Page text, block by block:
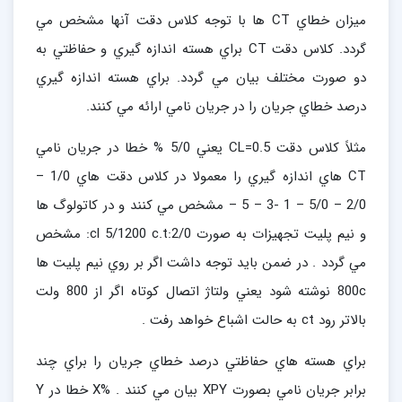
ميزان خطاي CT ها با توجه كلاس دقت آنها مشخص مي
گردد. كلاس دقت CT براي هسته اندازه گيري و حفاظتي به
دو صورت مختلف بيان مي گردد. براي هسته اندازه گيري
درصد خطاي جريان را در جريان نامي ارائه مي كنند.
مثلاً كلاس دقت CL=0.5 يعني 5/0 % خطا در جريان نامي
CT هاي اندازه گيري را معمولا در كلاس دقت هاي 1/0 –
2/0 – 5/0 – 1 -3 – 5 – مشخص مي كنند و در كاتولوگ ها
و نيم پليت تجهيزات به صورت 2/0:cl 5/1200 c.t: مشخص
مي گردد . در ضمن بايد توجه داشت اگر بر روي نيم پليت ها
800c نوشته شود يعني ولتاژ اتصال كوتاه اگر از 800 ولت
بالاتر رود ct به حالت اشباع خواهد رفت .
براي هسته هاي حفاظتي درصد خطاي جريان را براي چند
برابر جريان نامي بصورت XPY بيان مي كنند . %X خطا در Y